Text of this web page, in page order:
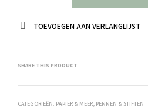
TOEVOEGEN AAN VERLANGLIJST
SHARE THIS PRODUCT
CATEGORIEËN: PAPIER & MEER, PENNEN & STIFTEN